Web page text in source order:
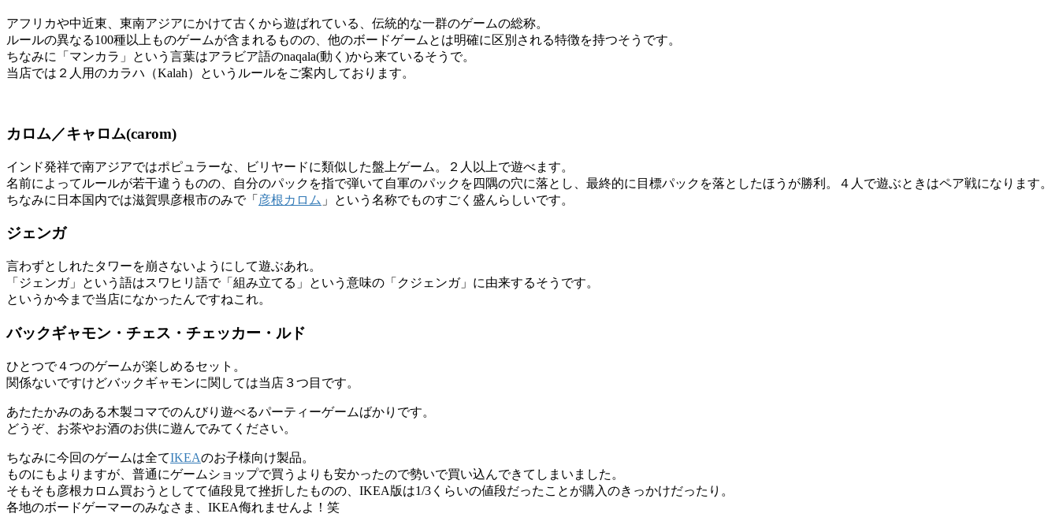
アフリカや中近東、東南アジアにかけて古くから遊ばれている、伝統的な一群のゲームの総称。
ルールの異なる100種以上ものゲームが含まれるものの、他のボードゲームとは明確に区別される特徴を持つそうです。
ちなみに「マンカラ」という言葉はアラビア語のnaqala(動く)から来ているそうで。
当店では２人用のカラハ（Kalah）というルールをご案内しております。
カロム／キャロム(carom)
インド発祥で南アジアではポピュラーな、ビリヤードに類似した盤上ゲーム。２人以上で遊べます。
名前によってルールが若干違うものの、自分のパックを指で弾いて自軍のパックを四隅の穴に落とし、最終的に目標パックを落としたほうが勝利。４人で遊ぶときはペア戦になります。
ちなみに日本国内では滋賀県彦根市のみで「 彦根カロム 」という名称でものすごく盛んらしいです。
ジェンガ
言わずとしれたタワーを崩さないようにして遊ぶあれ。
「ジェンガ」という語はスワヒリ語で「組み立てる」という意味の「クジェンガ」に由来するそうです。
というか今まで当店になかったんですねこれ。
バックギャモン・チェス・チェッカー・ルド
ひとつで４つのゲームが楽しめるセット。
関係ないですけどバックギャモンに関しては当店３つ目です。
あたたかみのある木製コマでのんびり遊べるパーティーゲームばかりです。
どうぞ、お茶やお酒のお供に遊んでみてください。
ちなみに今回のゲームは全てIKEAのお子様向け製品。
ものにもよりますが、普通にゲームショップで買うよりも安かったので勢いで買い込んできてしまいました。
そもそも彦根カロム買おうとしてて値段見て挫折したものの、IKEA版は1/3くらいの値段だったことが購入のきっかけだったり。
各地のボードゲーマーのみなさま、IKEA侮れませんよ！笑